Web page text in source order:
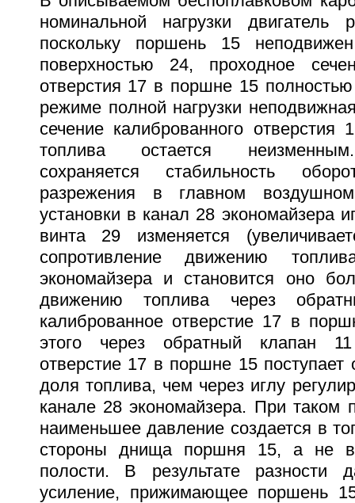
номинальной нагрузки двигатель
поскольку поршень 15
поверхностью 24, проходное
отверстия 17 в поршне 15
режиме полной нагрузки
сечение калиброванного
топлива остается
сохраняется стабильность
разрежения в главном
установки в канал 28 экономайзера
винта 29 изменяется
сопротивление движению
экономайзера и становится оно
движению топлива через
калиброванное отверстие 17 в
этого через обратный клапан
отверстие 17 в поршне 15
доля топлива, чем через иглу
канале 28 экономайзера. При таком
наименьшее давление создается в
стороны днища поршня 15, а не
полости. В результате разности
усиление, прижимающее поршень